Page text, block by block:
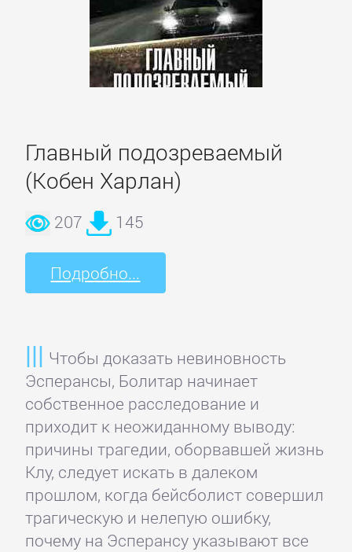
Главный подозреваемый
(Кобен Харлан)
207 145
Подробно...
Чтобы доказать невиновность
Эсперансы, Болитар начинает
собственное расследование и
приходит к неожиданному выводу:
причины трагедии, оборвавшей жизнь
Клу, следует искать в далеком
прошлом, когда бейсболист совершил
трагическую и нелепую ошибку,
почему на Эсперансу указывают все
Зарубежная
классика
литература
Зарубежная
прикладная
научно-
популярная
Зарубежная
публицистика
Зарубежная
фантастика
Зарубежное
фэнтези